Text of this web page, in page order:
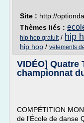
Site : http://
Thèmes liés :
hip hop gratuit/ hip
hip hop / vetements
VIDÉO] Quatre
championnat
COMPÉTITION
de l'École de danse